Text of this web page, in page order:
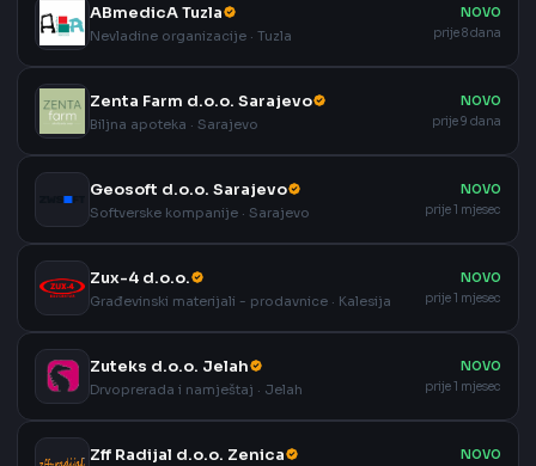
ABmedicA Tuzla
Nevladine organizacije · Tuzla
NOVO
prije 8 dana
Zenta Farm d.o.o. Sarajevo
Biljna apoteka · Sarajevo
NOVO
prije 9 dana
Geosoft d.o.o. Sarajevo
Softverske kompanije · Sarajevo
NOVO
prije 1 mjesec
Zux-4 d.o.o.
Građevinski materijali - prodavnice · Kalesija
NOVO
prije 1 mjesec
Zuteks d.o.o. Jelah
Drvoprerada i namještaj · Jelah
NOVO
prije 1 mjesec
Zff Radijal d.o.o. Zenica
NOVO